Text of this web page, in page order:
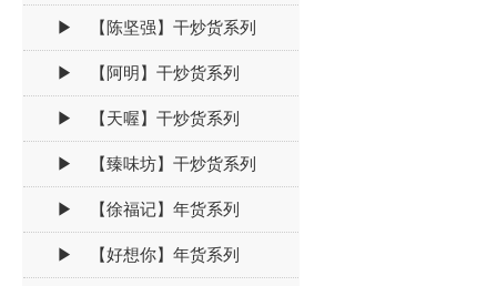
▶ 【陈坚强】干炒货系列
▶ 【阿明】干炒货系列
▶ 【天喔】干炒货系列
▶ 【臻味坊】干炒货系列
▶ 【徐福记】年货系列
▶ 【好想你】年货系列